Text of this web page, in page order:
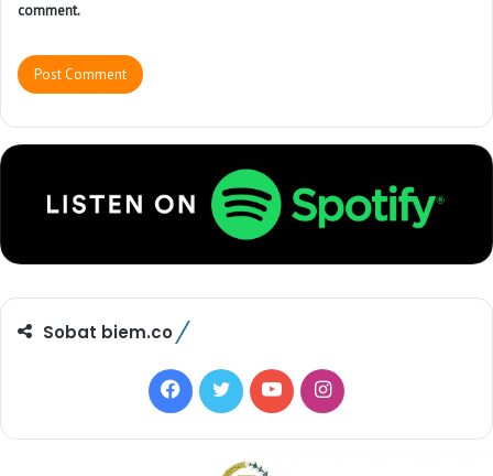
comment.
Sobat biem.co
F
a
T
w
Y
o
I
n